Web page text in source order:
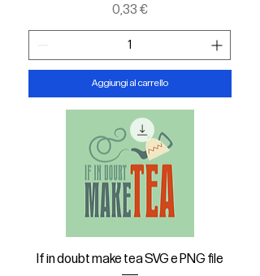
Prezzo
0,33 €
Aggiungi al carrello
If in doubt make tea SVG e PNG file